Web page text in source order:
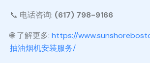
📞 电话咨询: (617) 798-9166
🌐 了解更多: https://
抽油烟机安装服务/